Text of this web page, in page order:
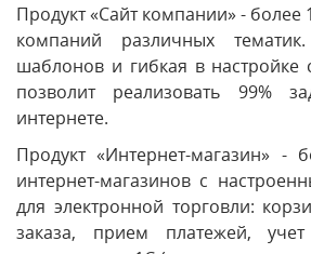
Продукт «Сайт компании» - более
компаний различных
шаблонов и гибкая в настройке
позволит реализовать 99%
интернете.
Продукт «Интернет-магазин» -
интернет-магазинов с
для электронной торговли:
заказа, прием платежей, учет